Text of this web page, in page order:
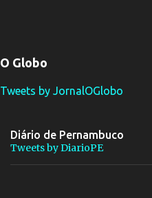
O Globo
Tweets by JornalOGlobo
Diário de Pernambuco
Tweets by DiarioPE